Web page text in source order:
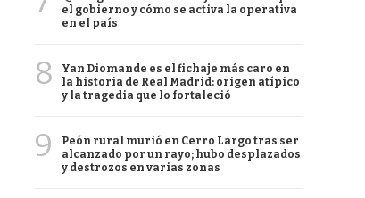
el gobierno y cómo se activa la operativa
en el país
8
Yan Diomande es el fichaje más caro en
la historia de Real Madrid: origen atípico
y la tragedia que lo fortaleció
9
Peón rural murió en Cerro Largo tras ser
alcanzado por un rayo; hubo desplazados
y destrozos en varias zonas